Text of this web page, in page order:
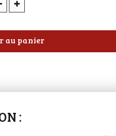
au panier
: